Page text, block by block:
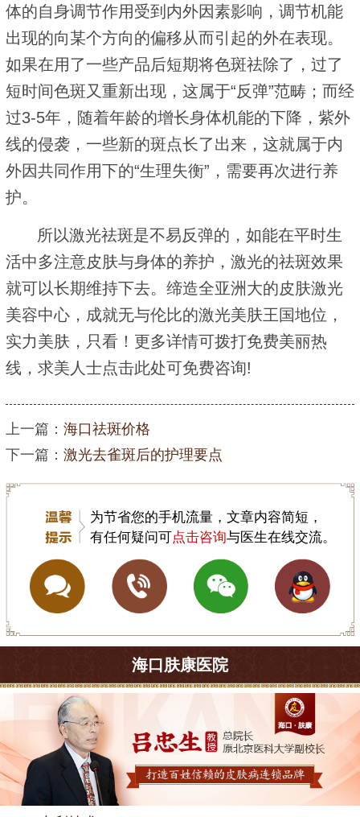
体的自身调节作用受到内外因素影响，调节机能
出现的向某个方向的偏移从而引起的外在表现。
如果在用了一些产品后短期将色斑祛除了，过了
短时间色斑又重新出现，这属于“反弹”范畴；而经
过3-5年，随着年龄的增长身体机能的下降，紫外
线的侵袭，一些新的斑点长了出来，这就属于内
外因共同作用下的“生理失衡”，需要再次进行养
护。
所以激光祛斑是不易反弹的，如能在平时生
活中多注意皮肤与身体的养护，激光的祛斑效果
就可以长期维持下去。缔造全亚洲大的皮肤激光
美容中心，成就无与伦比的激光美肤王国地位，
实力美肤，只看！更多详情可拨打免费美丽热
线，求美人士点击此处可免费咨询!
上一篇： 海口祛斑价格
下一篇： 激光去雀斑后的护理要点
为节省您的手机流量，文章内容简短，
有任何疑问可点击咨询与医生在线交流。
海口肤康医院